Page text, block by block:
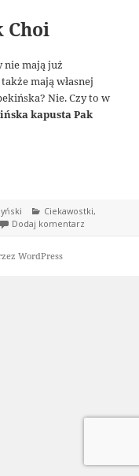
Choi
nie mają już
mają własnej
Nie. Czy to w
kapusta Pak
Kategorie
Ciekawostki,
Dodaj komentarz
WordPress